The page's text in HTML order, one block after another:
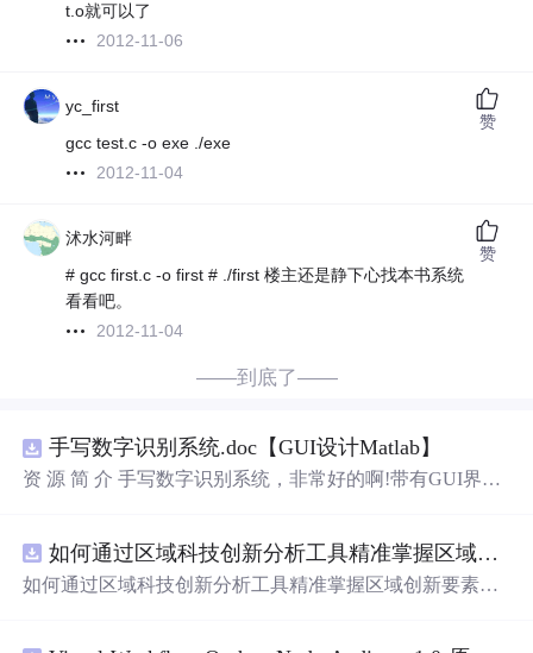
t.o就可以了
2012-11-06
yc_first
gcc test.c -o exe ./exe
2012-11-04
赞
沭水河畔
# gcc first.c -o first # ./first 楼主还是静下心找本书系统
看看吧。
2012-11-04
赞
——到底了——
手写数字识别系统.doc【GUI设计Matlab】
资 源 简 介 手写数字识别系统，非常好的啊!带有GUI界
带有直观的图形用户界面（GUI），非常容易使用。你只
需要将手写数字输入系统，它将立即给出准确的识别结
如何通过区域科技创新分析工具精准掌握区域创新要素分布与产业链融合现状？.docx
如何通过区域科技创新分析工具精准掌握区域创新要素分